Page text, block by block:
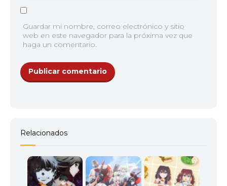
Guardar mi nombre, correo electrónico y sitio
web en este navegador para la próxima vez que
haga un comentario.
Relacionados